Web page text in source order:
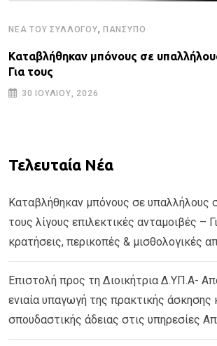
ΝΈΑ ΤΟΥ ΣΥΛΛΌΓΟΥ, ΠΑΝΣΥΠΟ
Καταβλήθηκαν μπόνους σε
Για τους
30 ΙΟΥΛΊΟΥ, 2026
Τελευταία Νέα
Καταβλήθηκαν μπόνους σε υπαλλήλους
τους λίγους επιλεκτικές ανταμοιβές –
κρατήσεις, περικοπές & μισθολογικές
Επιστολή προς τη Διοικήτρια Δ.ΥΠ.Α-
ενιαία υπαγωγή της πρακτικής άσκησης
σπουδαστικής άδειας στις υπηρεσίες